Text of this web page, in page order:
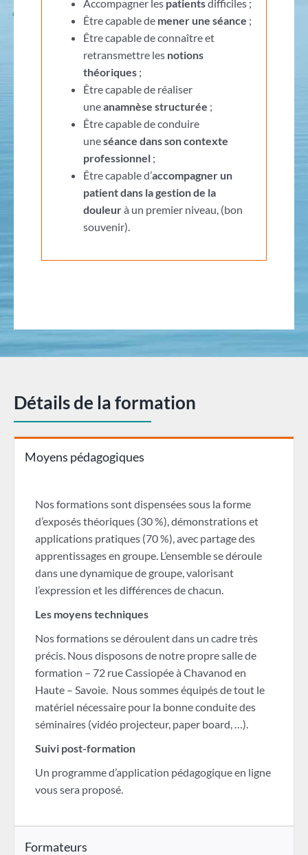
Accompagner les patientsdifficiles ;
Être capable de mener une séance ;
Être capable de connaître et
retransmettre les notions
théoriques;
Être capable de réaliser
uneanamnèse structurée ;
Être capable de conduire
uneséance dans son contexte
professionnel;
Être capable d’accompagner un
patient dans la gestion de la
douleurà un premier niveau, (bon
souvenir).
Détails de la formation
Moyens pédagogiques
Nos formations sont dispensées sous la forme
d’exposés théoriques (30 %), démonstrations et
applications pratiques (70 %), avec partage des
apprentissages en groupe. L’ensemble se déroule
dans une dynamique de groupe, valorisant
l’expression et les différences de chacun.
Les moyens techniques
Nos formations se déroulent dans un cadre très
précis. Nous disposons de notre propre salle de
formation – 72 rue Cassiopée à Chavanod en
Haute – Savoie. Nous sommes équipés de tout le
matériel nécessaire pour la bonne conduite des
séminaires (vidéo projecteur, paper board, …).
Suivi post-formation
Un programme d’application pédagogique en ligne
vous sera proposé.
Formateurs